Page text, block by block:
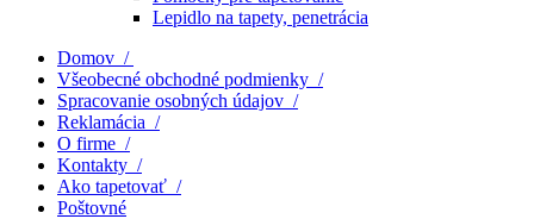
Lepidlo na tapety, penetrácia
Domov /
Všeobecné obchodné podmienky /
Spracovanie osobných údajov /
Reklamácia /
O firme /
Kontakty /
Ako tapetovať /
Poštovné